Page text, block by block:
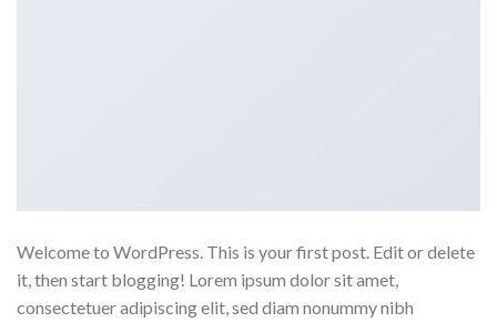
Welcome to WordPress. This is your first post. Edit or delete
it, then start blogging! Lorem ipsum dolor sit amet,
consectetuer adipiscing elit, sed diam nonummy nibh